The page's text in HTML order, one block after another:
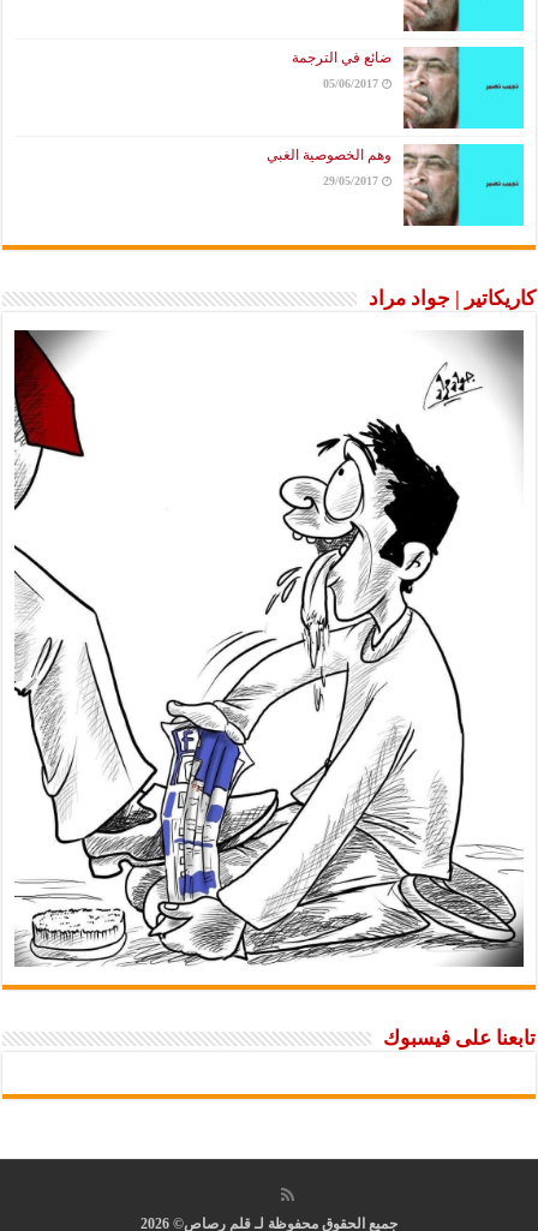
ضائع في الترجمة
05/06/2017
وهم الخصوصية الغبي
29/05/2017
كاريكاتير | جواد مراد
تابعنا على فيسبوك
جميع الحقوق محفوظة لـ قلم رصاص© 2026